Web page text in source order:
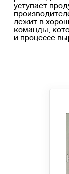
уступает
лежит в
команды,
и процессе